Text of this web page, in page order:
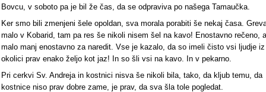
Bovcu, v soboto pa je bil že čas, da se odpraviva po našega Tamaučka.
Ker smo bili zmenjeni šele opoldan, sva morala porabiti še nekaj časa.
malo v Kobarid, tam pa res še nikoli nisem šel na kavo! Enostavno rečeno, a
malo manj enostavno za naredit. Vse je kazalo, da so imeli čisto vsi ljudje iz
okolici prav enako željo kot jaz! In so šli vsi na kavo. In v pekarno.
Pri cerkvi Sv. Andreja in kostnici nisva še nikoli bila, tako, da kljub temu, da
kostnice niso prav dobre zame, je prav, da sva šla tole pogledat.